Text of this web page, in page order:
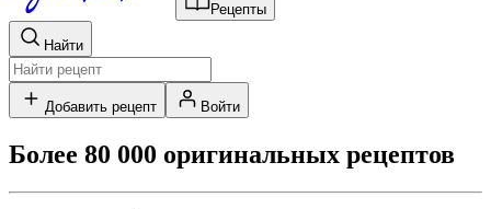
Рецепты
Найти
Добавить рецепт Войти
Более 80 000 оригинальных рецептов